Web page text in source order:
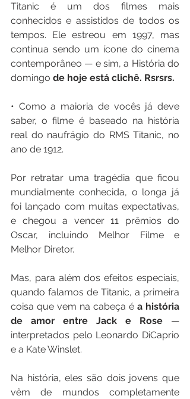
Titanic é um dos filmes mais
conhecidos e assistidos de todos os
tempos. Ele estreou em 1997, mas
continua sendo um ícone do cinema
contemporâneo — e sim, a História do
domingo de hoje está clichê. Rsrsrs.
• Como a maioria de vocês já deve
saber, o filme é baseado na história
real do naufrágio do RMS Titanic, no
ano de 1912.
Por retratar uma tragédia que ficou
mundialmente conhecida, o longa já
foi lançado com muitas expectativas,
e chegou a vencer 11 prêmios do
Oscar, incluindo Melhor Filme e
Melhor Diretor.
Mas, para além dos efeitos especiais,
quando falamos de Titanic, a primeira
coisa que vem na cabeça é a história
de amor entre Jack e Rose —
interpretados pelo Leonardo DiCaprio
e a Kate Winslet.
Na história, eles são dois jovens que
vêm de mundos completamente